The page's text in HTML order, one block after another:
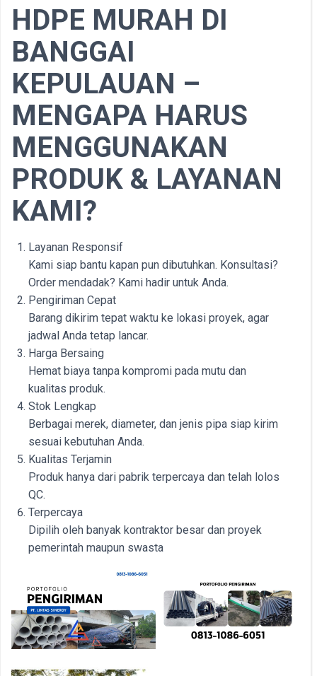
HDPE MURAH DI
BANGGAI
KEPULAUAN –
MENGAPA HARUS
MENGGUNAKAN
PRODUK & LAYANAN
KAMI?
Layanan Responsif
Kami siap bantu kapan pun dibutuhkan. Konsultasi?
Order mendadak? Kami hadir untuk Anda.
Pengiriman Cepat
Barang dikirim tepat waktu ke lokasi proyek, agar
jadwal Anda tetap lancar.
Harga Bersaing
Hemat biaya tanpa kompromi pada mutu dan
kualitas produk.
Stok Lengkap
Berbagai merek, diameter, dan jenis pipa siap kirim
sesuai kebutuhan Anda.
Kualitas Terjamin
Produk hanya dari pabrik terpercaya dan telah lolos
QC.
Terpercaya
Dipilih oleh banyak kontraktor besar dan proyek
pemerintah maupun swasta